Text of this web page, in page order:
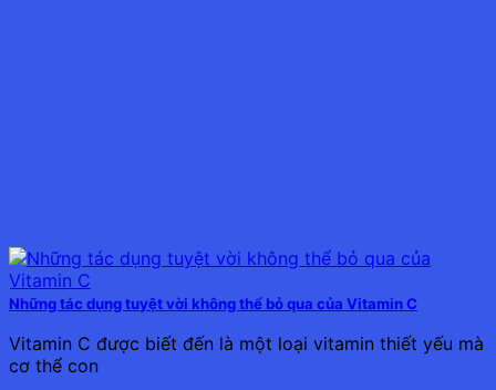
Những tác dụng tuyệt vời không thể bỏ qua của Vitamin C
Vitamin C được biết đến là một loại vitamin thiết yếu mà
cơ thể con